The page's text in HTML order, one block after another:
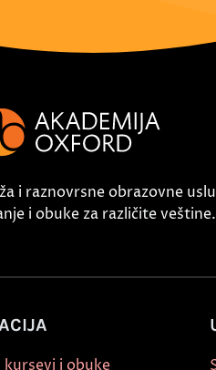
i raznovrsne obrazovne
i obuke za različite veštine.
kursevi i obuke